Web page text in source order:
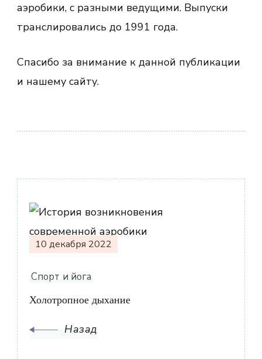
аэробики, с разными ведущими. Выпуски
транслировались до 1991 года.
Спасибо за внимание к данной публикации
и нашему сайту.
Навигация
по
записям
10 декабря 2022
Спорт и йога
Холотропное дыхание
Назад